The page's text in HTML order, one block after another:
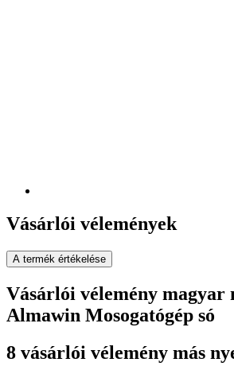
Vásárlói vélemények
A termék értékelése
Vásárlói vélemény magyar
Almawin Mosogatógép só
8 vásárlói vélemény más